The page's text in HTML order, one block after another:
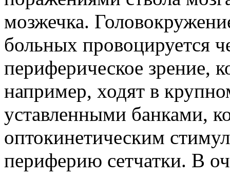
мозжечка.
больных провоцируется
периферическое зрение,
например, ходят в
уставленными банками,
оптокинетическим
периферию сетчатки. В